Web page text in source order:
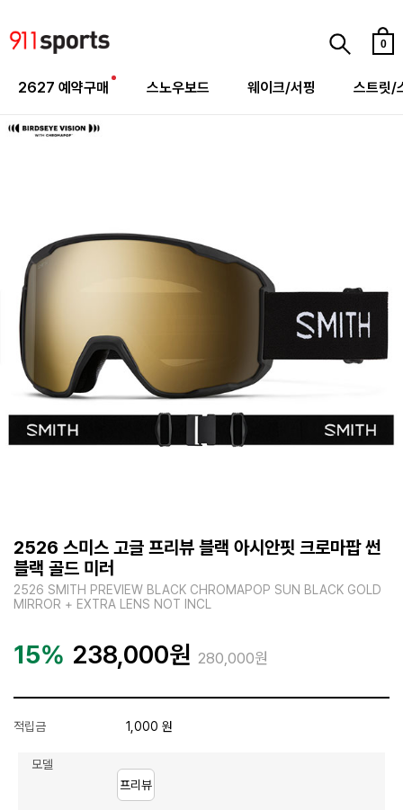
0
2627 예약구매 스노우보드 웨이크/서핑 스트릿/
2526 스미스 고글 프리뷰 블랙 아시안핏 크로마팝 썬
블랙 골드 미러
2526 SMITH PREVIEW BLACK CHROMAPOP SUN BLACK GOLD
MIRROR + EXTRA LENS NOT INCL
15% 238,000원 280,000원
적립금 1,000 원
모델
프리뷰